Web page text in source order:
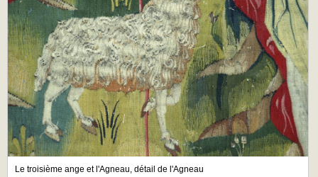
Le troisième ange et l'Agneau, détail de l'Agneau